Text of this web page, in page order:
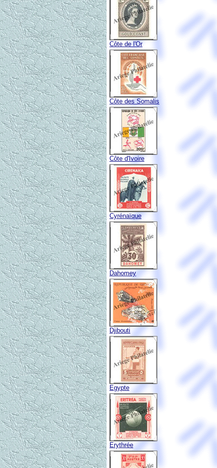
Côte de l'Or
Côte des Somalis
Côte d'Ivoire
Cyrénaïque
Dahomey
Djibouti
Egypte
Erythrée